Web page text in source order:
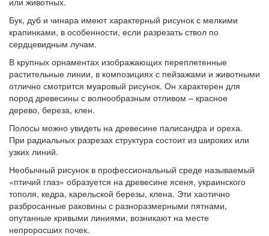
Бук, дуб и чинара имеют характерный рисунок с мелкими
крапинками, в особенности, если разрезать ствол по
сердцевидным лучам.
В крупных орнаментах изображающих переплетенные
растительные линии, в композициях с пейзажами и животными
отлично смотрится муаровый рисунок. Он характерен для
пород древесины с волнообразным отливом – красное
дерево, береза, клен.
Полосы можно увидеть на древесине палисандра и ореха.
При радиальных разрезах структура состоит из широких или
узких линий.
Необычный рисунок в профессиональный среде называемый
«птичий глаз» образуется на древесине ясеня, украинского
тополя, кедра, карельской березы, клена. Эти хаотично
разбросанные раковины с разноразмерными пятнами,
опутанные кривыми линиями, возникают на месте
непроросших почек.